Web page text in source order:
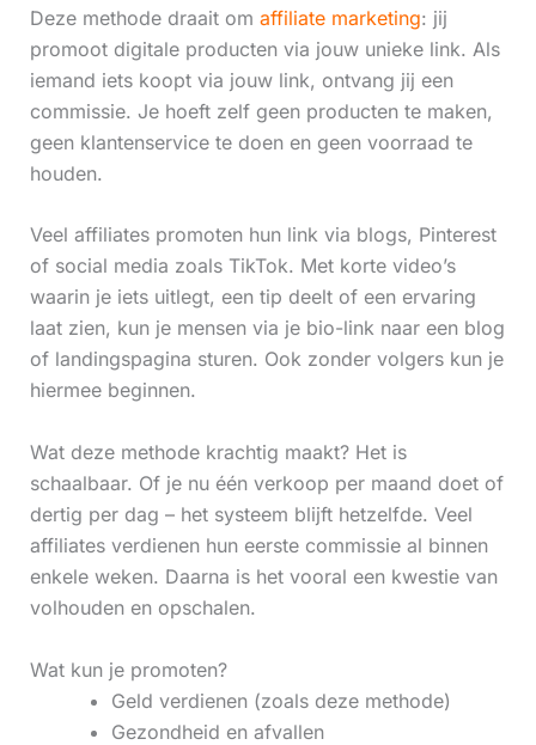
Deze methode draait om affiliate marketing: jij
promoot digitale producten via jouw unieke link. Als
iemand iets koopt via jouw link, ontvang jij een
commissie. Je hoeft zelf geen producten te maken,
geen klantenservice te doen en geen voorraad te
houden.
Veel affiliates promoten hun link via blogs, Pinterest
of social media zoals TikTok. Met korte video’s
waarin je iets uitlegt, een tip deelt of een ervaring
laat zien, kun je mensen via je bio-link naar een blog
of landingspagina sturen. Ook zonder volgers kun je
hiermee beginnen.
Wat deze methode krachtig maakt? Het is
schaalbaar. Of je nu één verkoop per maand doet of
dertig per dag – het systeem blijft hetzelfde. Veel
affiliates verdienen hun eerste commissie al binnen
enkele weken. Daarna is het vooral een kwestie van
volhouden en opschalen.
Wat kun je promoten?
Geld verdienen (zoals deze methode)
Gezondheid en afvallen